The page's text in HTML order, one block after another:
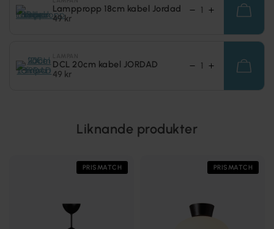
Lamppropp 18cm kabel Jordad
49 kr
DCL 20cm kabel JORDAD
49 kr
Liknande produkter
PRISMATCH PRISMATCH